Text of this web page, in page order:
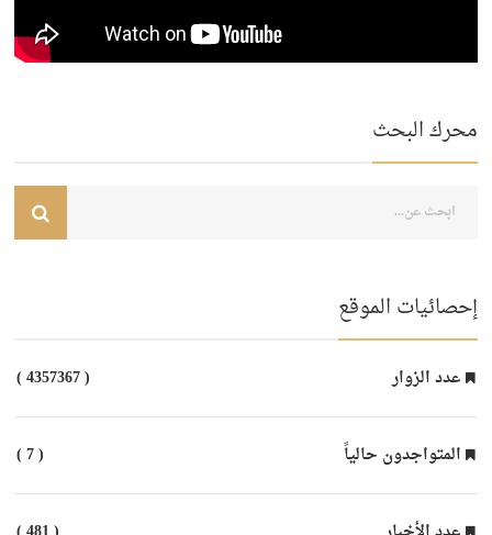
محرك البحث
إحصائيات الموقع
عدد الزوار ( 4357367 )
المتواجدون حالياً ( 7 )